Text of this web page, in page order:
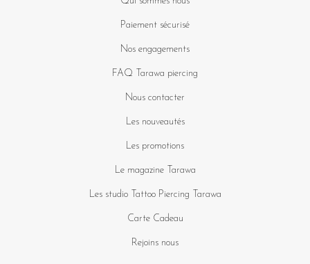
Paiement sécurisé
Nos engagements
FAQ Tarawa piercing
Nous contacter
Les nouveautés
Les promotions
Le magazine Tarawa
Les studio Tattoo Piercing Tarawa
Carte Cadeau
Rejoins nous